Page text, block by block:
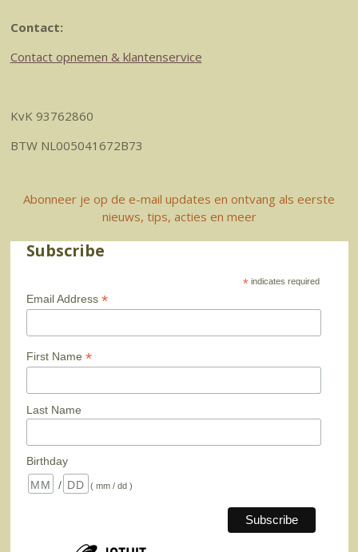
Contact:
Contact opnemen & klantenservice
KvK 93762860
BTW NL005041672B73
Abonneer je op de e-mail updates en ontvang als eerste
nieuws, tips, acties en meer
Subscribe
* indicates required
Email Address *
First Name *
Last Name
Birthday
/
( mm / dd )